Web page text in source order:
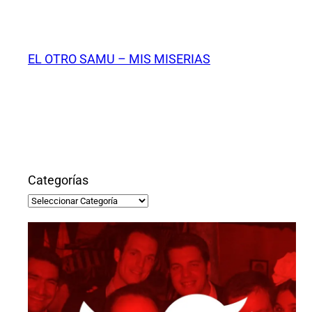
contenido
EL OTRO SAMU – MIS MISERIAS
Categorías